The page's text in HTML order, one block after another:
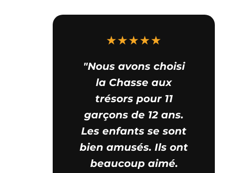
★★★★★
"Nous avons choisi
la Chasse aux
trésors pour 11
garçons de 12 ans.
Les enfants se sont
bien amusés. Ils ont
beaucoup aimé.